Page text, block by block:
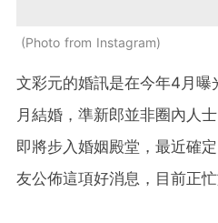
Photo from Instagram
文彩元的婚訊是在今年4月曝
月結婚，準新郎並非圈內人
即將步入婚姻殿堂，最近確
友公佈這項好消息，目前正忙